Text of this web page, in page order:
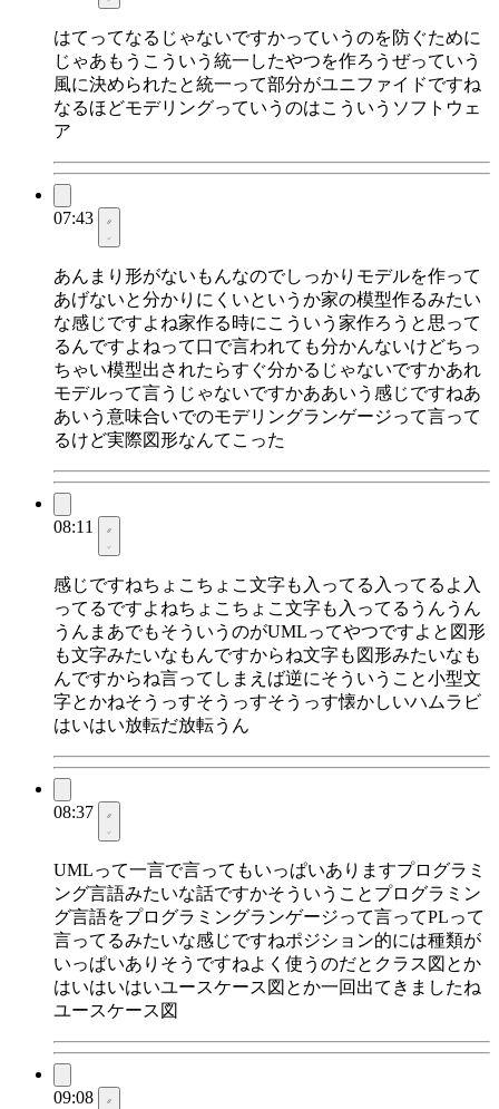
はてってなるじゃないですかっていうのを防ぐために
じゃあもうこういう統一したやつを作ろうぜっていう
風に決められたと統一って部分がユニファイドですね
なるほどモデリングっていうのはこういうソフトウェ
ア
07:43
あんまり形がないもんなのでしっかりモデルを作って
あげないと分かりにくいというか家の模型作るみたい
な感じですよね家作る時にこういう家作ろうと思って
るんですよねって口で言われても分かんないけどちっ
ちゃい模型出されたらすぐ分かるじゃないですかあれ
モデルって言うじゃないですかああいう感じですねあ
あいう意味合いでのモデリングランゲージって言って
るけど実際図形なんてこった
08:11
感じですねちょこちょこ文字も入ってる入ってるよ入
ってるですよねちょこちょこ文字も入ってるうんうん
うんまあでもそういうのがUMLってやつですよと図形
も文字みたいなもんですからね文字も図形みたいなも
んですからね言ってしまえば逆にそういうこと小型文
字とかねそうっすそうっすそうっす懐かしいハムラビ
はいはい放転だ放転うん
08:37
UMLって一言で言ってもいっぱいありますプログラミ
ング言語みたいな話ですかそういうことプログラミン
グ言語をプログラミングランゲージって言ってPLって
言ってるみたいな感じですねポジション的には種類が
いっぱいありそうですねよく使うのだとクラス図とか
はいはいはいユースケース図とか一回出てきましたね
ユースケース図
09:08